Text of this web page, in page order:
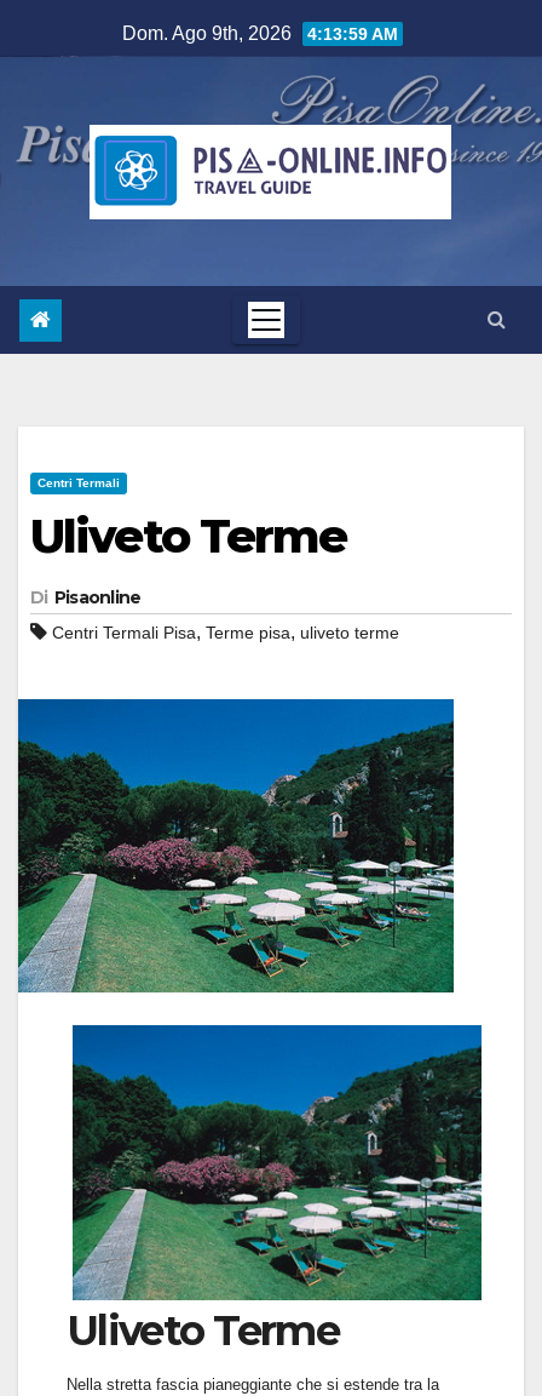
al
Dom. Ago 9th, 2026 4:14:01 AM
Centri Termali
Uliveto Terme
Di Pisaonline
Centri Termali Pisa, Terme pisa, uliveto terme
Uliveto Terme
Nella stretta fascia pianeggiante che si estende tra la